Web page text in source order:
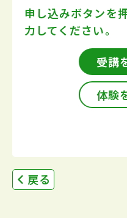
申し込みボタンを
力してください。
受講
体験
戻る